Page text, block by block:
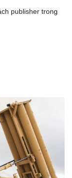
publisher trong